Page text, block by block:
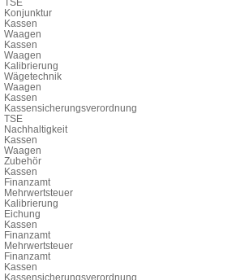
Konjunktur
Kassen
Waagen
Kassen
Waagen
Kalibrierung
Wägetechnik
Waagen
Kassen
Kassensicherungsverordnung
TSE
Nachhaltigkeit
Kassen
Waagen
Zubehör
Kassen
Finanzamt
Mehrwertsteuer
Kalibrierung
Eichung
Kassen
Finanzamt
Mehrwertsteuer
Finanzamt
Kassen
Kassensicherungsverordnung